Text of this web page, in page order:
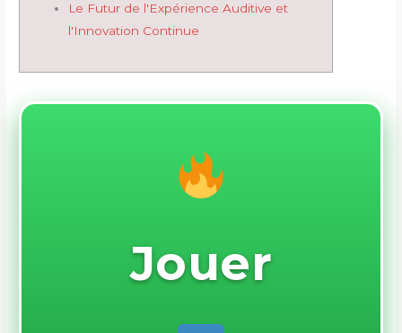
Le Futur de l'Expérience Auditive et
l'Innovation Continue
Jouer